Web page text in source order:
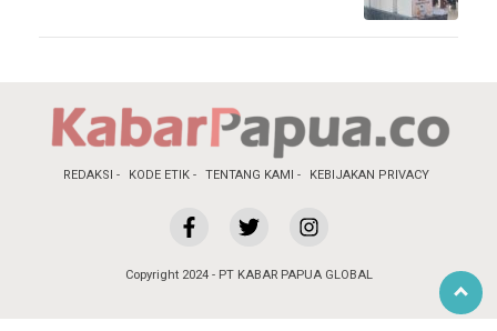
REDAKSI KODE ETIK TENTANG KAMI KEBIJAKAN PRIVACY
Copyright 2024 - PT KABAR PAPUA GLOBAL